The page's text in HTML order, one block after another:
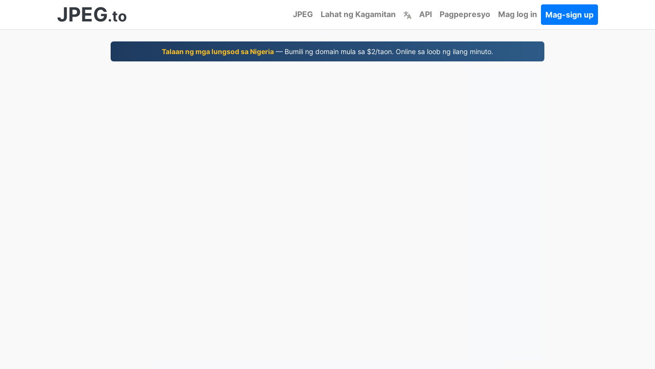
JPEG.to JPEG Lahat ng Kagamitan API Pagpepresyo Mag log in Mag-sign up
Talaan ng mga lungsod sa Nigeria — Bumili ng domain mula sa $2/taon. Online sa loob ng ilang minuto.